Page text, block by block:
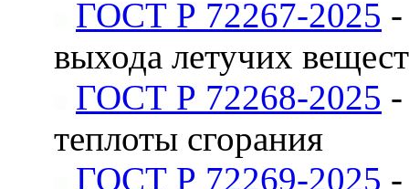
ГОСТ Р 72267-2025
выхода летучих
ГОСТ Р 72268-2025
теплоты сгорания
ГОСТ Р 72269-2025